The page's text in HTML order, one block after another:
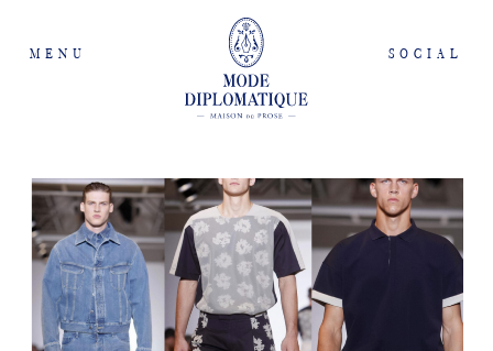
MENU SOCIAL